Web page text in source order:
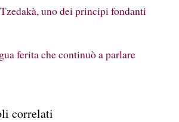
uno dei principi fondanti
ferita che continuò a parlare
correlati